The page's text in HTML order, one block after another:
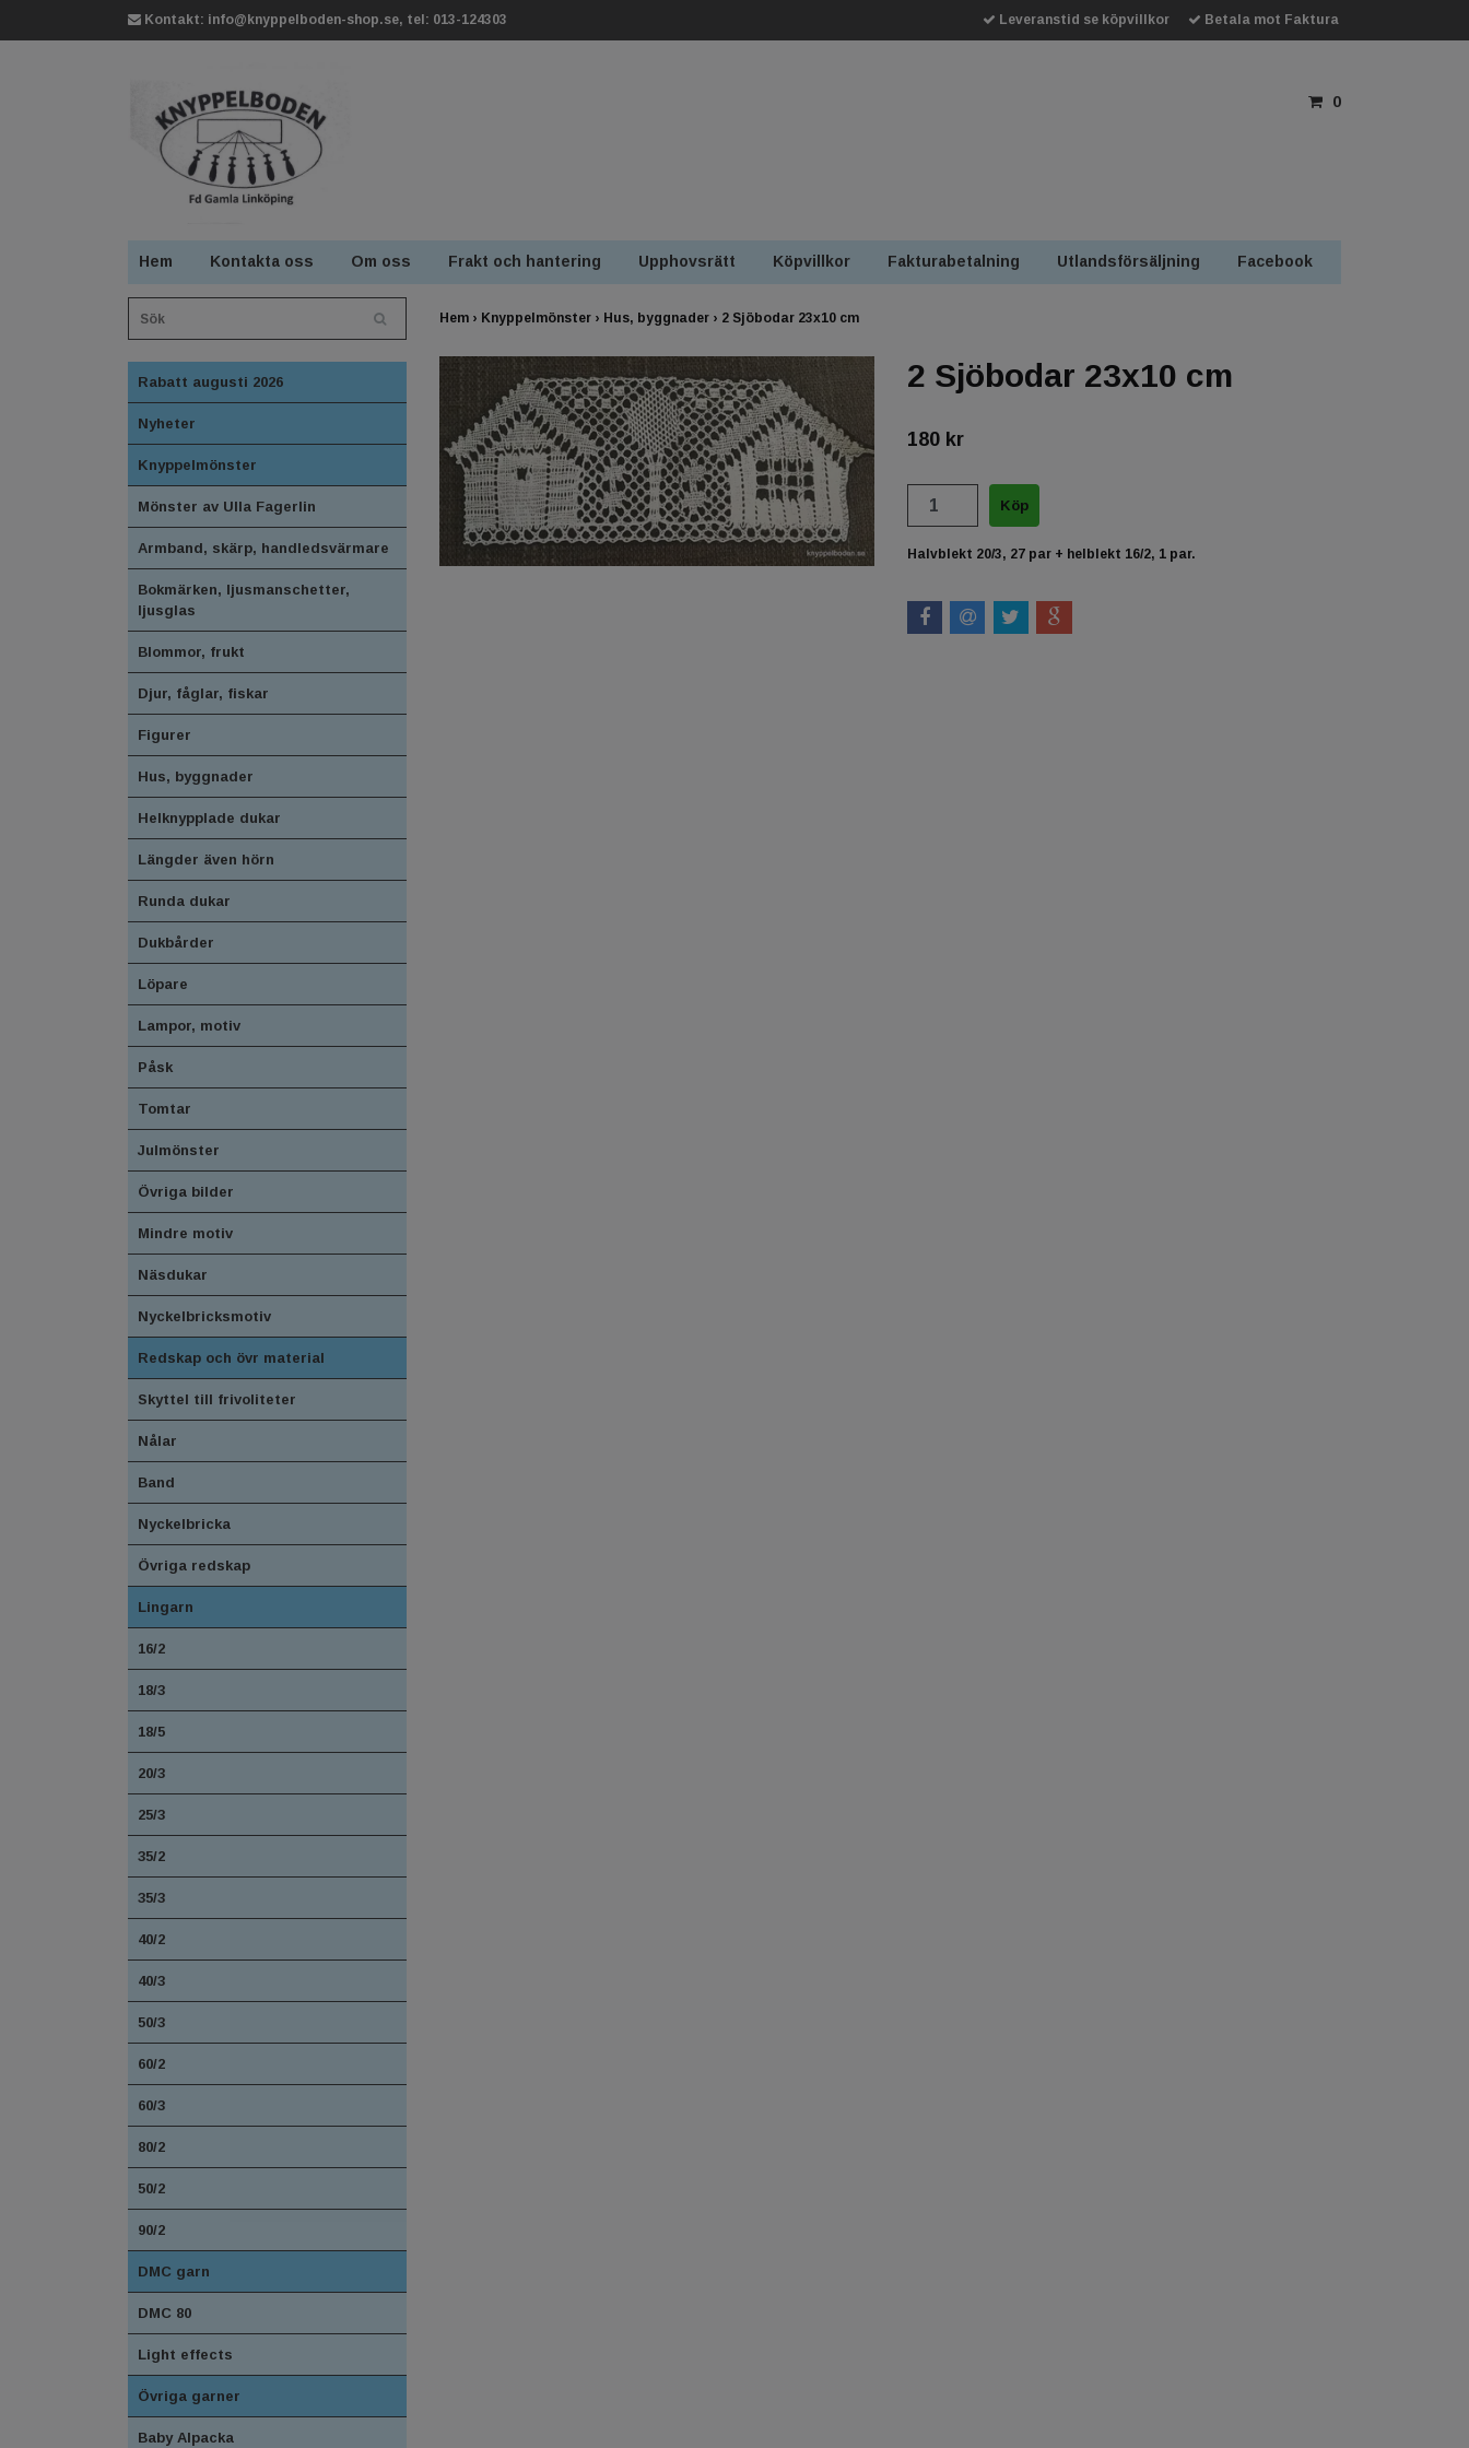
Kontakt: info@knyppelboden-shop.se, tel: 013-124303 Leveranstid se köpvillkor Betala mot Faktura
0
Hem Kontakta oss Om oss Frakt och hantering Upphovsrätt Köpvillkor Fakturabetalning Utlandsförsäljning Facebook
Rabatt augusti 2026
Nyheter
Knyppelmönster
Mönster av Ulla Fagerlin
Armband, skärp, handledsvärmare
Bokmärken, ljusmanschetter,
ljusglas
Blommor, frukt
Djur, fåglar, fiskar
Figurer
Hus, byggnader
Helknypplade dukar
Längder även hörn
Runda dukar
Dukbårder
Löpare
Lampor, motiv
Påsk
Tomtar
Julmönster
Övriga bilder
Mindre motiv
Näsdukar
Nyckelbricksmotiv
Redskap och övr material
Skyttel till frivoliteter
Nålar
Band
Nyckelbricka
Övriga redskap
Lingarn
16/2
18/3
18/5
20/3
25/3
35/2
35/3
40/2
40/3
50/3
60/2
60/3
80/2
50/2
90/2
DMC garn
DMC 80
Light effects
Övriga garner
Baby Alpacka
Hem › Knyppelmönster › Hus, byggnader › 2 Sjöbodar 23x10 cm
2 Sjöbodar 23x10 cm
180 kr
Halvblekt 20/3, 27 par + helblekt 16/2, 1 par.